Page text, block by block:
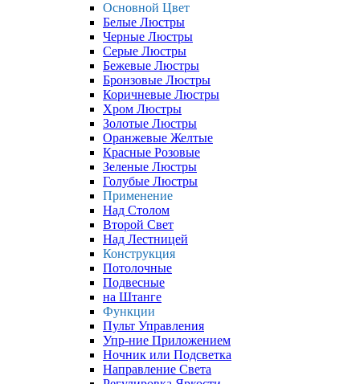
Основной Цвет
Белые Люстры
Черные Люстры
Серые Люстры
Бежевые Люстры
Бронзовые Люстры
Коричневые Люстры
Хром Люстры
Золотые Люстры
Оранжевые Желтые
Красные Розовые
Зеленые Люстры
Голубые Люстры
Применение
Над Столом
Второй Свет
Над Лестницей
Конструкция
Потолочные
Подвесные
на Штанге
Функции
Пульт Управления
Упр-ние Приложением
Ночник или Подсветка
Направление Света